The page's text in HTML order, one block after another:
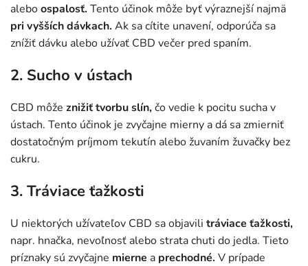
aleboospalosť. Tento účinok môže byť výraznejší najmä
pri vyšších dávkach. Ak sa cítite unavení, odporúča sa
znížiť dávku alebo užívať CBD večer pred spaním.
2. Sucho v ústach
CBD môže znižiť tvorbu slín,čo vedie k pocitu sucha v
ústach. Tento účinok je zvyčajne mierny a dá sa zmierniť
dostatočným príjmom tekutín alebo žuvaním žuvačky bez
cukru.
3. Tráviace ťažkosti
U niektorých užívateľov CBD sa objavili tráviace ťažkosti,
napr. hnačka, nevoľnosť alebo strata chuti do jedla. Tieto
príznaky sú zvyčajne mierne a prechodné. V prípade